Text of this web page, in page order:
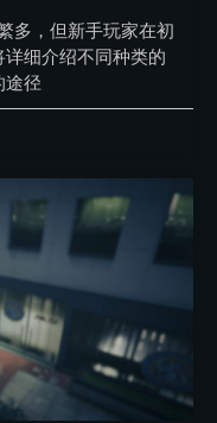
多，但新手玩家在初
细介绍不同种类的
途径